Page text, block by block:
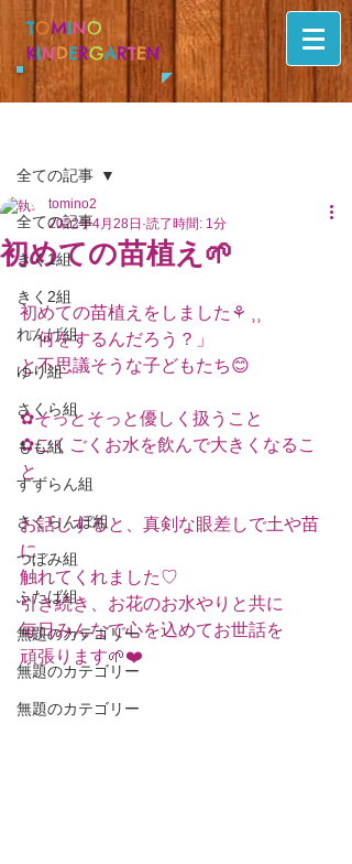
TOMINO
KINDERGARTEN
全ての記事
きく1組
きく2組
れんげ組
ゆり組
さくら組
もも組
すずらん組
さくらんぼ組
つぼみ組
ふたば組
無題のカテゴリー
無題のカテゴリー
無題のカテゴリー
全ての記事
初めての苗植え🌱
tomino2
2022年4月28日 読了時間: 1分
初めての苗植えをしました⚘ ⸒⸒
「何をするんだろう？」
と不思議そうな子どもたち😊
✿そっとそっと優しく扱うこと
✿ごくごくお水を飲んで大きくなるこ
と
お話しすると、真剣な眼差しで土や苗
に
触れてくれました♡
引き続き、お花のお水やりと共に
毎日みんなで心を込めてお世話を
頑張ります🌱❤️